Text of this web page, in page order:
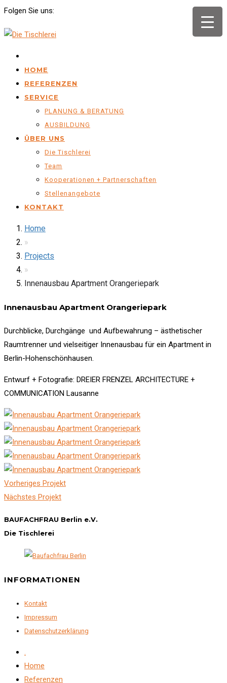
Folgen Sie uns:
HOME
REFERENZEN
SERVICE
PLANUNG & BERATUNG
AUSBILDUNG
ÜBER UNS
Die Tischlerei
Team
Kooperationen + Partnerschaften
Stellenangebote
KONTAKT
Home
»
Projects
»
Innenausbau Apartment Orangeriepark
Innenausbau Apartment Orangeriepark
Durchblicke, Durchgänge und Aufbewahrung – ästhetischer
Raumtrenner und vielseitiger Innenausbau für ein Apartment in
Berlin-Hohenschönhausen.
Entwurf + Fotografie: DREIER FRENZEL ARCHITECTURE +
COMMUNICATION Lausanne
Vorheriges Projekt
Nächstes Projekt
BAUFACHFRAU Berlin e.V.
Die Tischlerei
INFORMATIONEN
Kontakt
Impressum
Datenschutzerklärung
.
Home
Referenzen